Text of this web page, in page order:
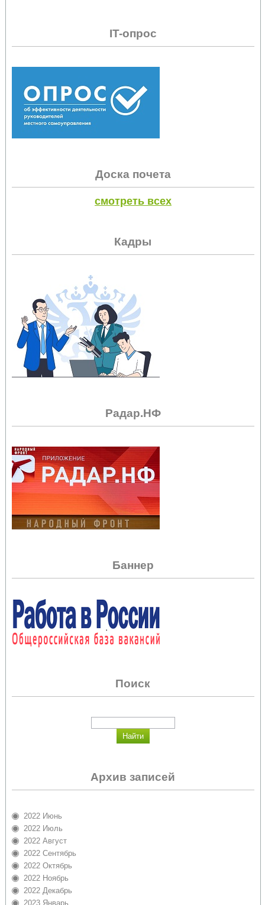
IT-опрос
Доска почета
смотреть всех
Кадры
Радар.НФ
Баннер
Поиск
Архив записей
2022 Июнь
2022 Июль
2022 Август
2022 Сентябрь
2022 Октябрь
2022 Ноябрь
2022 Декабрь
2023 Январь